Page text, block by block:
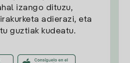
izango dituzu,
adierazi, eta
guztiak kudeatu.